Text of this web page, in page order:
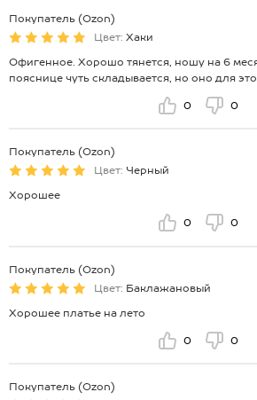
Покупатель (Ozon)
Цвет: Хаки
Офигенное. Хорошо тянется, ношу на 6
пояснице чуть складывается, но оно для
0 0
Покупатель (Ozon)
Цвет: Черный
Хорошее
0 0
Покупатель (Ozon)
Цвет: Баклажановый
Хорошее платье на лето
0 0
Покупатель (Ozon)